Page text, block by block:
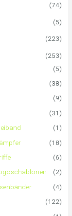
(74)
(5)
(223)
(253)
(5)
(38)
(9)
(31)
(1)
(18)
(6)
(2)
(4)
(122)